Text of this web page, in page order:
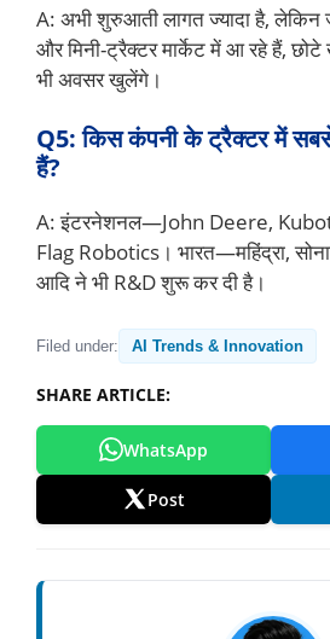
A: अभी शुरुआती लागत ज्यादा है,
और मिनी-ट्रैक्टर मार्केट में आ रहे हैं,
भी अवसर खुलेंगे।
Q5: किस कंपनी के ट्रैक्टर में
हैं?
A: इंटरनेशनल—John Deere,
Flag Robotics। भारत—महिंद्रा,
आदि ने भी R&D शुरू कर दी है।
Filed under: AI Trends & Innovation
SHARE ARTICLE:
WhatsApp
Post